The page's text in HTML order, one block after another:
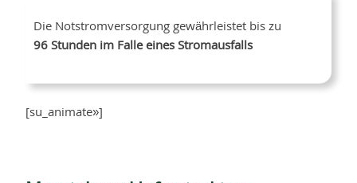
Die Notstromversorgung gewährleistet bis zu
96 Stunden im Falle eines Stromausfalls
[su_animate»]